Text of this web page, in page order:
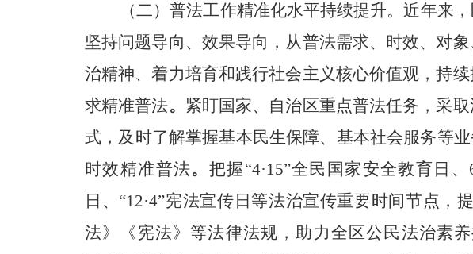
（二）普法工作精准化水平持续提升。近年来
坚持问题导向、效果导向，从普法需求、时效、对
治精神、着力培育和践行社会主义核心价值观，持续
求精准普法。 紧盯国家、自治区重点普法任务，采
式，及时了解掌握基本民生保障、基本社会服务等
时效精准普法。 把握“4·15”全民国家安全教育日
日、“12·4”宪法宣传日等法治宣传重要时间节点
法》《宪法》等法律法规，助力全区公民法治素